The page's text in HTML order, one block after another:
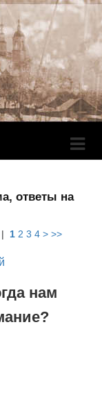
ответы на
1 2 3 4 > >>
нам